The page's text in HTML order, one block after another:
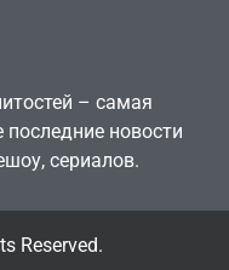
– самая
новости
сериалов.
Reserved.